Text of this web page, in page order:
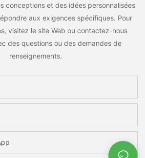
conceptions et des idées personnalisées
aux exigences spécifiques. Pour
visitez le site Web ou contactez-nous
des questions ou des demandes de
renseignements.